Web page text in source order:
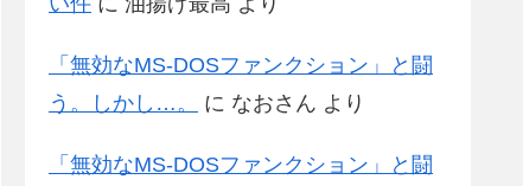
「無効なMS-DOSファンクション」と闘
う。しかし…。
に なおさん より
「無効なMS-DOSファンクション」と闘